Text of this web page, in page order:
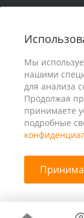
Мы
нашими
для анализа
Продолжая
принимаете
подробные
© 2026 ООО